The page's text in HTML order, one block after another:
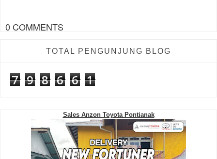
0 COMMENTS
TOTAL PENGUNJUNG BLOG
7 9 8 6 6 1
Sales Anzon Toyota Pontianak